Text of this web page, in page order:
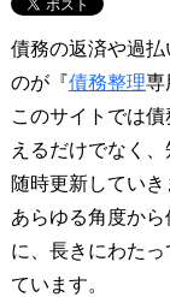
債務の返済や過
のが『 債務整理専
このサイトでは
えるだけでなく
随時更新していき
あらゆる角度か
に、長きにわた
ています。